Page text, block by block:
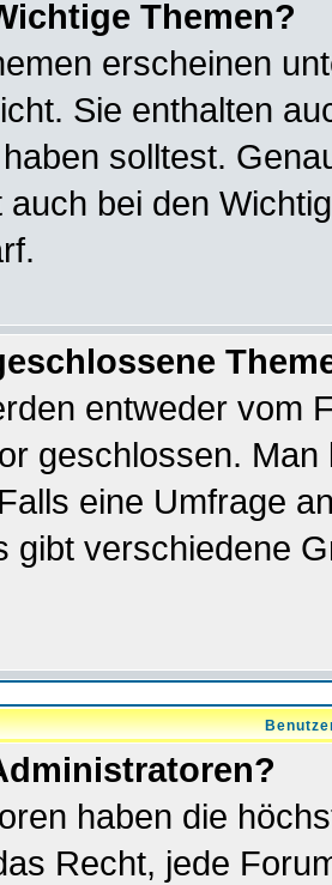
Themen?
erscheinen
Sie enthalten
solltest.
auch bei den
entweder vom
geschlossen.
eine Umfrage
gibt verschiedene
haben die
Recht, jede